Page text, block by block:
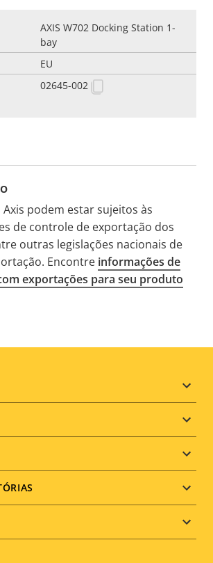
AXIS W702 Docking Station 1-
bay
EU
02645-002
podem estar sujeitos às
de controle de exportação dos
outras legislações nacionais de
Encontre informações de
exportações para seu produto